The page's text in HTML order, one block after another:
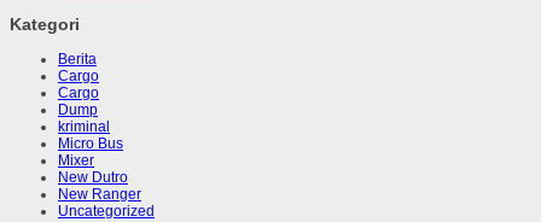
Kategori
Berita
Cargo
Cargo
Dump
kriminal
Micro Bus
Mixer
New Dutro
New Ranger
Uncategorized